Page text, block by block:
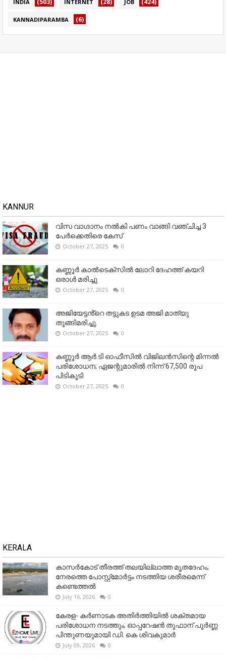
INDIA INTERNET JOB
KANNADIPARAMBA (6)
KANNUR
വിസ വാഗ്ദാനം നൽകി പണം വാങ്ങി വഞ്ചിച്ച 3
പേർക്കെതിരെ കേസ്
October 27, 2025 0
കണ്ണൂര്‍ കാല്‍ടെക്‌സില്‍ ലോറി ദേഹത്ത് കയറി
ഒരാള്‍ മരിച്ചു
October 27, 2025 0
അജിയേട്ടൻ്റെ തട്ടുകട ഉടമ അജി മാത്യു
തൂങ്ങിമരിച്ചു.
October 27, 2025 0
കണ്ണൂര്‍ ആര്‍.ടി ഓഫീസില്‍ വിജിലൻസിന്റെ മിന്നല്‍
പരിശോധന; ഏജന്റുമാരില്‍ നിന്ന് 67,500 രൂപ
പിടികൂടി
October 27, 2025 0
KERALA
കാസർകോട് തീരത്ത് തലയില്ലാത്ത മൃതദേഹം;
നേരത്തെ പോസ്റ്റ്‌മോർട്ടം നടത്തിയ ശരീരമെന്ന്
കണ്ടെത്തൽ
July 16, 2026 0
കേരള- കർണാടക അതിർത്തിയിൽ ശക്തമായ
പരിശോധന നടത്തും; ഓപ്പറേഷൻ തൂഫാന് പൂർണ്ണ
പിന്തുണയുമായി ഡി. കെ ശിവകുമാർ
July 09, 2026 0